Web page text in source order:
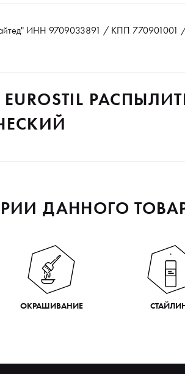
ИНН 9709033891 / КПП 770901001 /
ДАННОГО
ОКРАШИВАНИЕ